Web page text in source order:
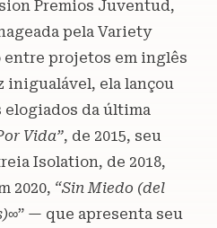
Premios Juventud,
pela Variety
projetos em inglês
inigualável, ela lançou
elogiados da última
Vida”, de 2015, seu
Isolation, de 2018,
2020, “Sin Miedo (del
∞” — que apresenta seu